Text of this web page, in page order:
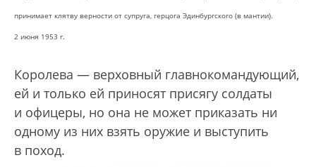
принимает клятву верности от супруга, герцога Эдинбургского (в мантии).
2 июня 1953 г.
Королева — верховный главнокомандующий,
ей и только ей приносят присягу солдаты
и офицеры, но она не может приказать ни
одному из них взять оружие и выступить
в поход.